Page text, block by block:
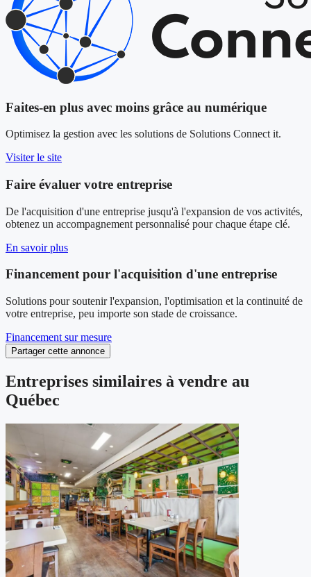
Faites-en plus avec moins grâce au numérique
Optimisez la gestion avec les solutions de Solutions Connect it.
Visiter le site
Faire évaluer votre entreprise
De l'acquisition d'une entreprise jusqu'à l'expansion de vos activités,
obtenez un accompagnement personnalisé pour chaque étape clé.
En savoir plus
Financement pour l'acquisition d'une entreprise
Solutions pour soutenir l'expansion, l'optimisation et la continuité de
votre entreprise, peu importe son stade de croissance.
Financement sur mesure
Partager cette annonce
Entreprises similaires à vendre au
Québec